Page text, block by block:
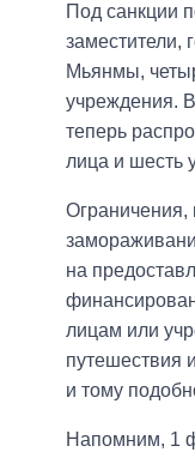
Под санкции
заместители,
Мьянмы,
учреждения.
теперь
лица и шесть
на
лицам или
путешествия
и тому
Напомним, 1